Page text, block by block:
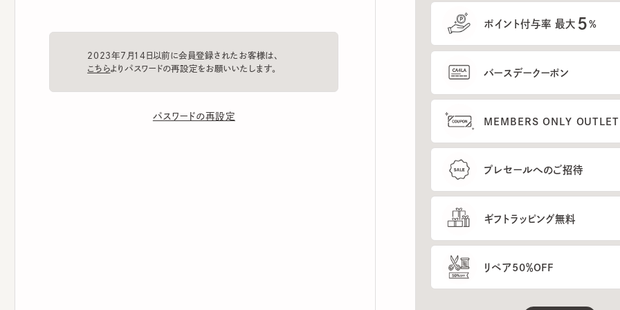
2023年7月14日以前に会員登録されたお客様は、
パスワードの再設定
ポイント付与率 最大 %
バースデークーポン
MEMBERS ONLY OUTLETのご
プレセールへのご招待
ギフトラッピング無料
リペア50％OFF